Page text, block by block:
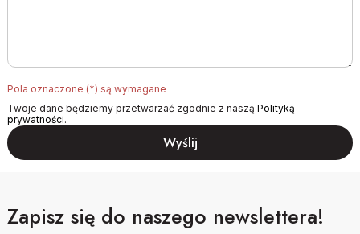
Pola oznaczone (*) są wymagane
Twoje dane będziemy przetwarzać zgodnie z naszą Polityką
prywatności.
Zapisz się do naszego newslettera!